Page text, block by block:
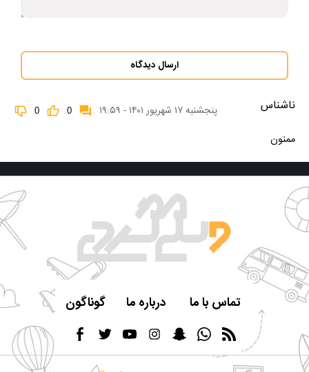
ارسال دیدگاه
ناشناس پنجشنبه ۱۷ شهریور ۱۴۰۱ - ۱۹:۵۹ 0
0
ممنون
تماس با ما درباره ما گوناگون